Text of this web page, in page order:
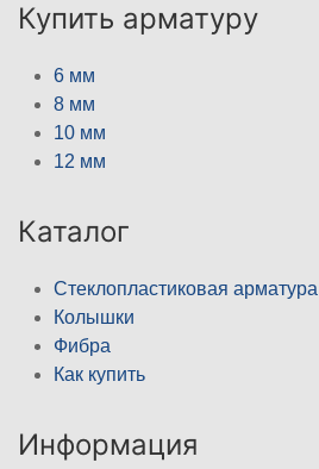
Купить арматуру
6 мм
8 мм
10 мм
12 мм
Каталог
Стеклопластиковая арматура
Колышки
Фибра
Как купить
Информация